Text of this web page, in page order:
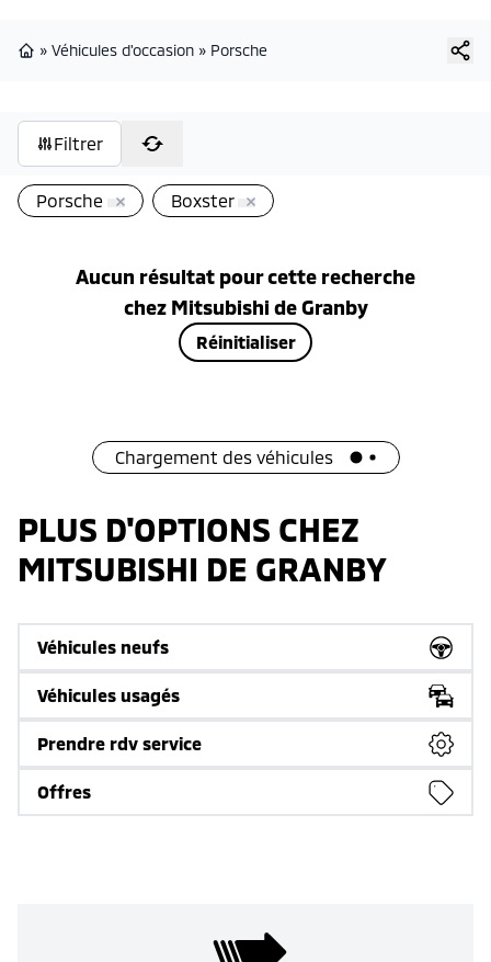
» Véhicules d'occasion » Porsche
Filtrer
Porsche Boxster
Aucun résultat pour cette recherche
chez Mitsubishi de Granby
Réinitialiser
Chargement des véhicules
PLUS D'OPTIONS CHEZ
MITSUBISHI DE GRANBY
Véhicules neufs
Véhicules usagés
Prendre rdv service
Offres